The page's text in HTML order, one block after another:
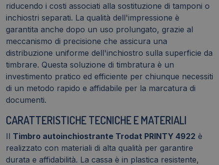
riducendo i costi associati alla sostituzione di tamponi o
inchiostri separati. La qualità dell'impressione è
garantita anche dopo un uso prolungato, grazie al
meccanismo di precisione che assicura una
distribuzione uniforme dell'inchiostro sulla superficie da
timbrare. Questa soluzione di timbratura è un
investimento pratico ed efficiente per chiunque necessiti
di un metodo rapido e affidabile per la marcatura di
documenti.
CARATTERISTICHE TECNICHE E MATERIALI
Il Timbro autoinchiostrante Trodat PRINTY 4922 è
realizzato con materiali di alta qualità per garantire
durata e affidabilità. La cassa è in plastica resistente,